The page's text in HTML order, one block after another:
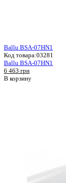
Ballu BSA-07HN1
Код товара:03281
Ballu BSA-07HN1
6 463 грн
В корзину